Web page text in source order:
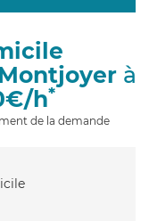
g
i
à
h*
de la demande